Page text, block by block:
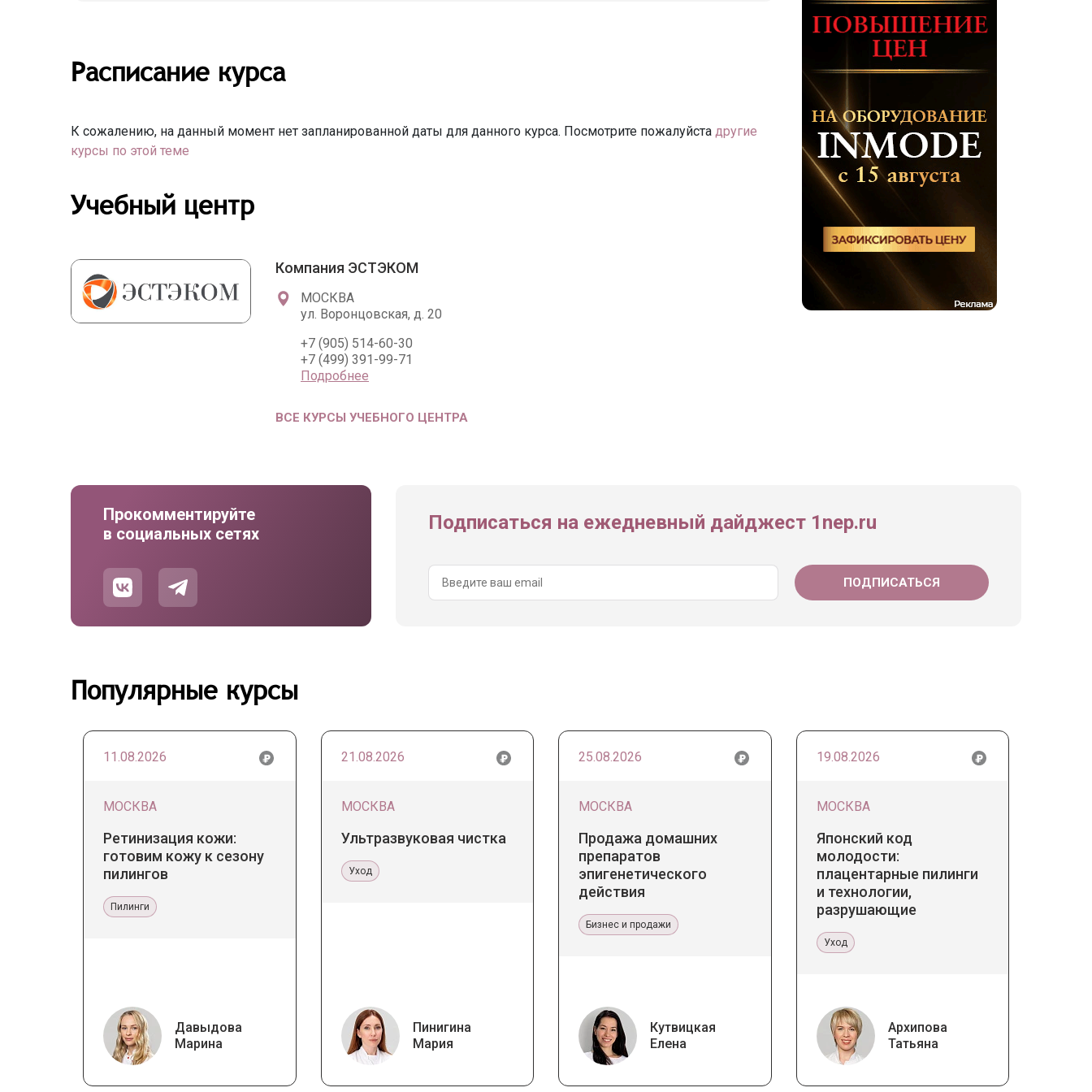
Расписание курса
К сожалению, на данный момент нет запланированной даты для данного курса. Посмотрите пожалуйста другие
курсы по этой теме
Учебный центр
Компания ЭСТЭКОМ
МОСКВА
ул. Воронцовская, д. 20
+7 (905) 514-60-30
+7 (499) 391-99-71
Подробнее
ВСЕ КУРСЫ УЧЕБНОГО ЦЕНТРА
Прокомментируйте
в социальных сетях
Подписаться на ежедневный дайджест 1nep.ru
Популярные курсы
11.08.2026
МОСКВА
Ретинизация кожи:
готовим кожу к сезону
пилингов
Пилинги
Давыдова
Марина
21.08.2026
МОСКВА
Ультразвуковая чистка
Уход
Пинигина
Мария
25.08.2026
МОСКВА
Продажа домашних
препаратов
эпигенетического
действия
Бизнес и продажи
Кутвицкая
Елена
19.08.2026
МОСКВА
Японский код
молодости:
плацентарные пилинги
и технологии,
разрушающие
Уход
Архипова
Татьяна